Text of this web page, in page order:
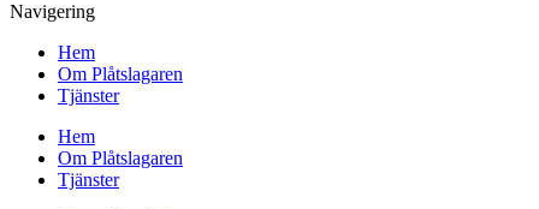
Navigering
Hem
Om Plåtslagaren
Tjänster
Hem
Om Plåtslagaren
Tjänster